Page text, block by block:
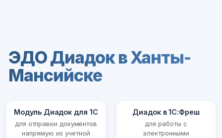
ЭДО Диадок в Ханты-
Мансийске
Модуль Диадок для 1С
для отправки документов
напрямую из учетной
Диадок в 1С:Фреш
для работы с
электронными